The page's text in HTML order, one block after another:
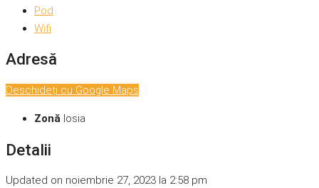
Pod
Wifi
Adresă
Deschideți cu Google Maps
Zonă Iosia
Detalii
Updated on noiembrie 27, 2023 la 2:58 pm